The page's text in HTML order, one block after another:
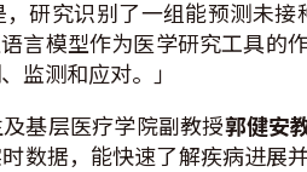
研究识别了一组能预测未
言模型作为医学研究工具的
监测和应对。」
基层医疗学院​副教授郭健安
数据，能快速了解疾病进展